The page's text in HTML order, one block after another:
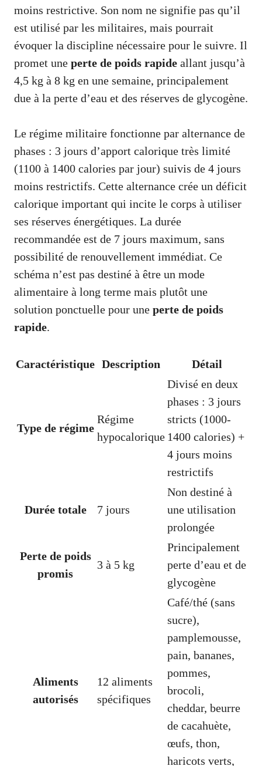
moins restrictive. Son nom ne signifie pas qu’il
est utilisé par les militaires, mais pourrait
évoquer la discipline nécessaire pour le suivre. Il
promet une perte de poids rapide allant jusqu’à
4,5 kg à 8 kg en une semaine, principalement
due à la perte d’eau et des réserves de glycogène.
Le régime militaire fonctionne par alternance de
phases : 3 jours d’apport calorique très limité
(1100 à 1400 calories par jour) suivis de 4 jours
moins restrictifs. Cette alternance crée un déficit
calorique important qui incite le corps à utiliser
ses réserves énergétiques. La durée
recommandée est de 7 jours maximum, sans
possibilité de renouvellement immédiat. Ce
schéma n’est pas destiné à être un mode
alimentaire à long terme mais plutôt une
solution ponctuelle pour une perte de poids
rapide.
Caractéristique Description Détail
Type de régime
Régime
hypocalorique
Divisé en deux
phases : 3 jours
stricts (1000-
1400 calories) +
4 jours moins
restrictifs
Durée totale 7 jours
Non destiné à
une utilisation
prolongée
Perte de poids
promis
3 à 5 kg
Principalement
perte d’eau et de
glycogène
Aliments
autorisés
12 aliments
spécifiques
Café/thé (sans
sucre),
pamplemousse,
pain, bananes,
pommes,
brocoli,
cheddar, beurre
de cacahuète,
œufs, thon,
haricots verts,